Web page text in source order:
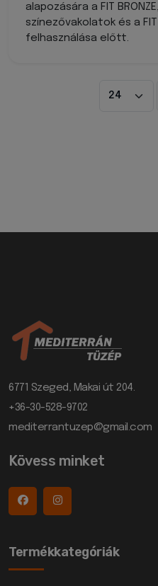
alapozására a FIT BRONZE,
színezővakolatok és a
felhasználása előtt.
6771 Szeged, Makai út 204.
+36-30-528-9702
mediterrantuzep@gmail.com
Kövess minket
Termékkategóriák